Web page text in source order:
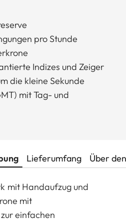
pro Stunde
Indizes und Zeiger
die kleine Sekunde
mit Tag- und
Lieferumfang Über
mit Handaufzug und
mit
einfachen